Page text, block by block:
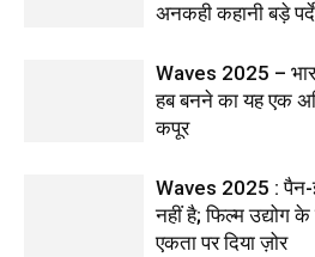
अनकही कहानी बड़े
Waves 2025 –
हब बनने का यह एक
कपूर
Waves 2025 : पैन-
नहीं है; फिल्म उद्योग
एकता पर दिया ज़ोर